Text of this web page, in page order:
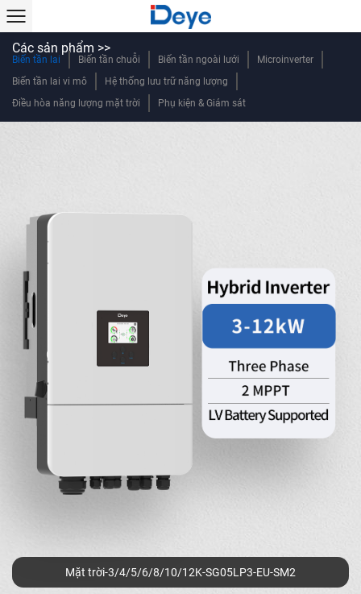
Các sản phẩm >>
Biến tần lai Biến tần chuỗi Biến tần ngoài lưới
Microinverter
Biến tần lai vi mô
Hệ thống lưu trữ năng lượng
Điều hòa năng lượng mặt trời
Phụ kiện & Giám sát
Mặt trời-3/4/5/6/8/10/12K-SG05LP3-EU-SM2